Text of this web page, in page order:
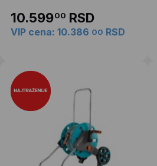
10.59900 RSD
VIP cena: 10.386 00 RSD